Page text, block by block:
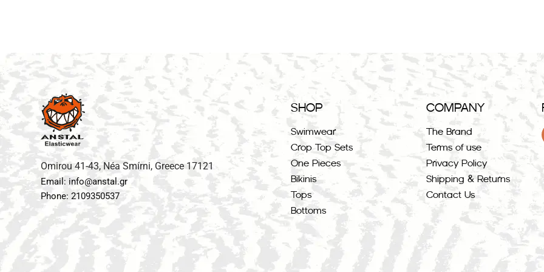
Omirou 41-43, Néa Smírni, Greece 17121
Email: info@anstal.gr
Phone: 2109350537
SHOP
Swimwear
Crop Top Sets
One Pieces
Bikinis
Tops
Bottoms
COMPANY
The Brand
Terms of use
Privacy Policy
Shipping & Returns
Contact Us